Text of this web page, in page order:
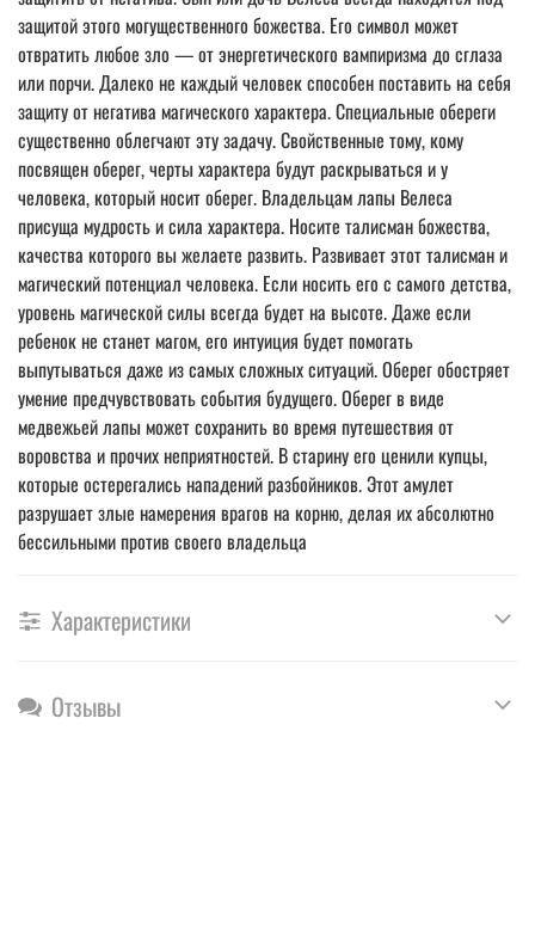
защитой этого могущественного божества. Его символ может
отвратить любое зло — от энергетического вампиризма до сглаза
или порчи. Далеко не каждый человек способен поставить на себя
защиту от негатива магического характера. Специальные обереги
существенно облегчают эту задачу. Свойственные тому, кому
посвящен оберег, черты характера будут раскрываться и у
человека, который носит оберег. Владельцам лапы Велеса
присуща мудрость и сила характера. Носите талисман божества,
качества которого вы желаете развить. Развивает этот талисман и
магический потенциал человека. Если носить его с самого детства,
уровень магической силы всегда будет на высоте. Даже если
ребенок не станет магом, его интуиция будет помогать
выпутываться даже из самых сложных ситуаций. Оберег обостряет
умение предчувствовать события будущего. Оберег в виде
медвежьей лапы может сохранить во время путешествия от
воровства и прочих неприятностей. В старину его ценили купцы,
которые остерегались нападений разбойников. Этот амулет
разрушает злые намерения врагов на корню, делая их абсолютно
бессильными против своего владельца
Характеристики
Отзывы